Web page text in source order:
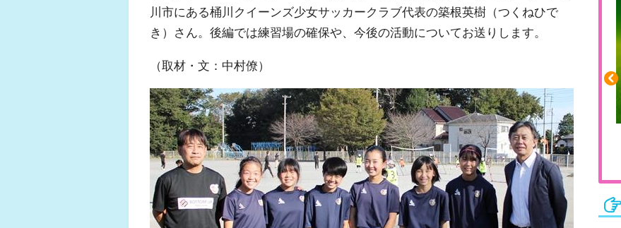
川市にある桶川クイーンズ少女サッカークラブ代表の築根英樹（つくねひで
き）さん。後編では練習場の確保や、今後の活動についてお送りします。
（取材・文：中村僚）
ふくらはぎの張りや疲れに
ジュニアレッグリカバリー